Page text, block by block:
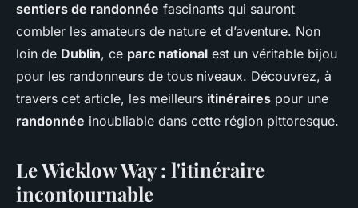
sentiers de randonnée fascinants qui sauront
combler les amateurs de nature et d’aventure. Non
loin de Dublin, ce parc national est un véritable bijou
pour les randonneurs de tous niveaux. Découvrez, à
travers cet article, les meilleurs itinéraires pour une
randonnée inoubliable dans cette région pittoresque.
Le Wicklow Way : l'itinéraire
incontournable